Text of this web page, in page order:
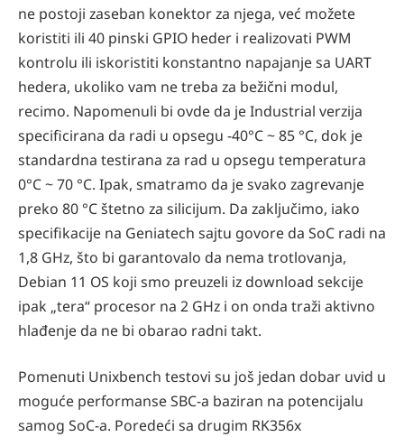
ne postoji zaseban konektor za njega, već možete
koristiti ili 40 pinski GPIO heder i realizovati PWM
kontrolu ili iskoristiti konstantno napajanje sa UART
hedera, ukoliko vam ne treba za bežični modul,
recimo. Napomenuli bi ovde da je Industrial verzija
specificirana da radi u opsegu -40°C ~ 85 °C, dok je
standardna testirana za rad u opsegu temperatura
0°C ~ 70 °C. Ipak, smatramo da je svako zagrevanje
preko 80 °C štetno za silicijum. Da zaključimo, iako
specifikacije na Geniatech sajtu govore da SoC radi na
1,8 GHz, što bi garantovalo da nema trotlovanja,
Debian 11 OS koji smo preuzeli iz download sekcije
ipak „tera“ procesor na 2 GHz i on onda traži aktivno
hlađenje da ne bi obarao radni takt.
Pomenuti Unixbench testovi su još jedan dobar uvid u
moguće performanse SBC-a baziran na potencijalu
samog SoC-a. Poredeći sa drugim RK356x